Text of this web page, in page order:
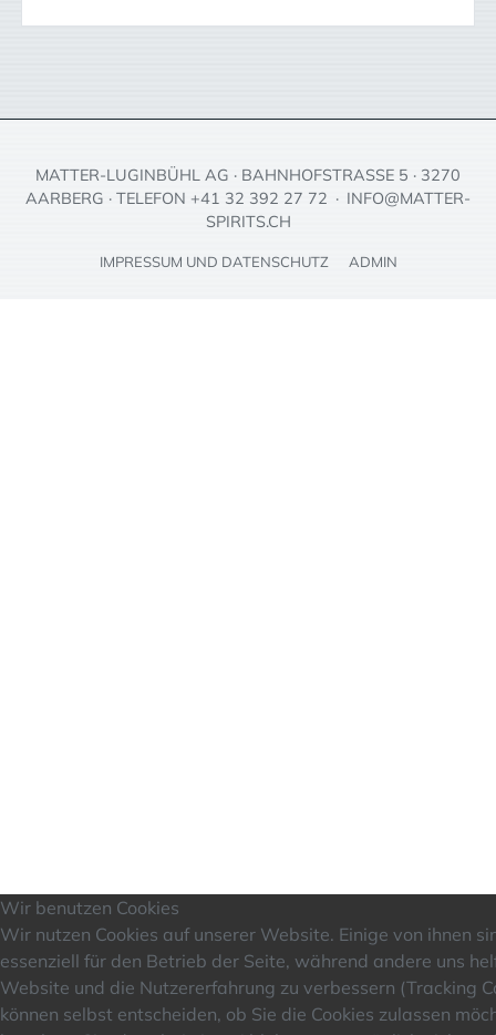
MATTER-LUGINBÜHL AG · BAHNHOFSTRASSE 5 · 3270
AARBERG · TELEFON +41 32 392 27 72 · INFO@MATTER-
SPIRITS.CH
IMPRESSUM UND DATENSCHUTZ ADMIN
Wir benutzen Cookies
Wir nutzen Cookies auf unserer Website. Einige von ihnen
essenziell für den Betrieb der Seite, während andere uns
Website und die Nutzererfahrung zu verbessern (Tracking
können selbst entscheiden, ob Sie die Cookies zulassen